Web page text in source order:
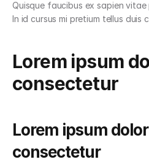
Quisque faucibus ex sapien
In id cursus mi pretium tellus duis
Lorem ipsum
consectetur
Lorem ipsum
consectetur